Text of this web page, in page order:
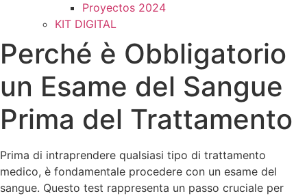
Proyectos 2024
KIT DIGITAL
Perché è Obbligatorio
un Esame del Sangue
Prima del Trattamento
Prima di intraprendere qualsiasi tipo di trattamento
medico, è fondamentale procedere con un esame del
sangue. Questo test rappresenta un passo cruciale per